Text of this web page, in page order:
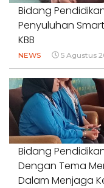
Bidang
Penyuluhan
KBB
NEWS 5 Agustus
Bidang
Dengan Tema
Dalam Menjaga